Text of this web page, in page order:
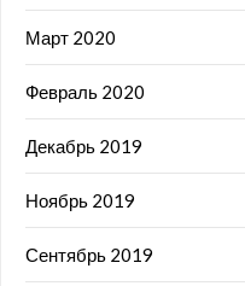
Март 2020
Февраль 2020
Декабрь 2019
Ноябрь 2019
Сентябрь 2019